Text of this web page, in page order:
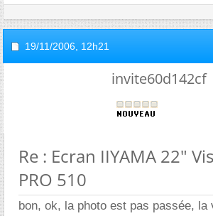
19/11/2006, 12h21
invite60d142cf
Re : Ecran IIYAMA 22"
PRO 510
bon, ok, la photo est pas passée, la